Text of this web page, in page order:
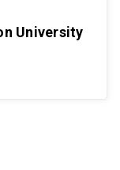
University